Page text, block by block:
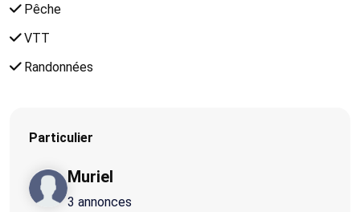
Pêche
VTT
Randonnées
Particulier
Muriel
3 annonces